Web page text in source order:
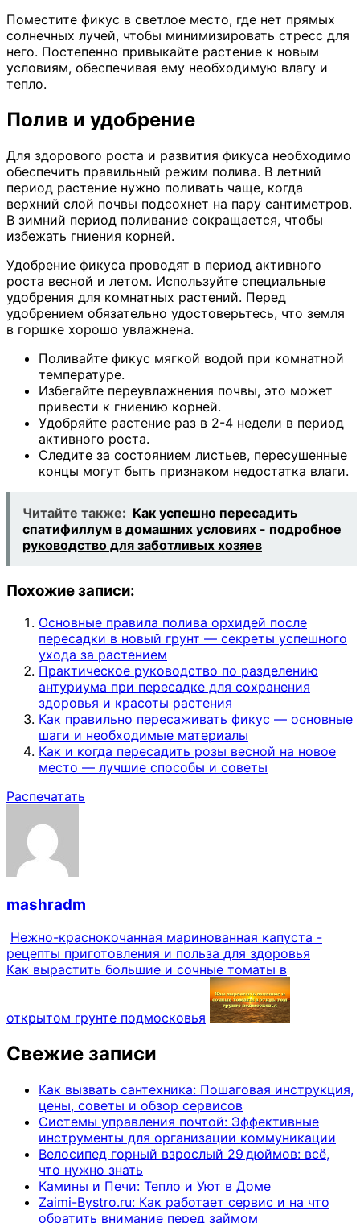
Поместите фикус в светлое место, где нет прямых
солнечных лучей, чтобы минимизировать стресс для
него. Постепенно привыкайте растение к новым
условиям, обеспечивая ему необходимую влагу и
тепло.
Полив и удобрение
Для здорового роста и развития фикуса необходимо
обеспечить правильный режим полива. В летний
период растение нужно поливать чаще, когда
верхний слой почвы подсохнет на пару сантиметров.
В зимний период поливание сокращается, чтобы
избежать гниения корней.
Удобрение фикуса проводят в период активного
роста весной и летом. Используйте специальные
удобрения для комнатных растений. Перед
удобрением обязательно удостоверьтесь, что земля
в горшке хорошо увлажнена.
Поливайте фикус мягкой водой при комнатной
температуре.
Избегайте переувлажнения почвы, это может
привести к гниению корней.
Удобряйте растение раз в 2-4 недели в период
активного роста.
Следите за состоянием листьев, пересушенные
концы могут быть признаком недостатка влаги.
Читайте также: Как успешно пересадить
спатифиллум в домашних условиях - подробное
руководство для заботливых хозяев
Похожие записи:
Основные правила полива орхидей после
пересадки в новый грунт — секреты успешного
ухода за растением
Практическое руководство по разделению
антуриума при пересадке для сохранения
здоровья и красоты растения
Как правильно пересаживать фикус — основные
шаги и необходимые материалы
Как и когда пересадить розы весной на новое
место — лучшие способы и советы
Распечатать
mashradm
Нежно-краснокочанная маринованная капуста -
рецепты приготовления и польза для здоровья
Как вырастить большие и сочные томаты в
открытом грунте подмосковья
Свежие записи
Как вызвать сантехника: Пошаговая инструкция,
цены, советы и обзор сервисов
Системы управления почтой: Эффективные
инструменты для организации коммуникации
Велосипед горный взрослый 29 дюймов: всё,
что нужно знать
Камины и Печи: Тепло и Уют в Доме
Zaimi-Bystro.ru: Как работает сервис и на что
обратить внимание перед займом